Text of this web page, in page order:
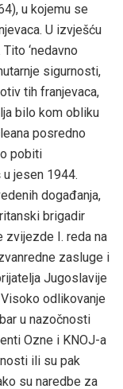
u kojemu se
U izvješću
‘nedavno
sigurnosti,
tih franjevaca,
bilo kom obliku
posredno
pobiti
jesen 1944.
događanja,
brigadir
zvijezde I. reda na
zasluge i
Jugoslavije
odlikovanje
u nazočnosti
Ozne i KNOJ-a
ili su pak
su naredbe za